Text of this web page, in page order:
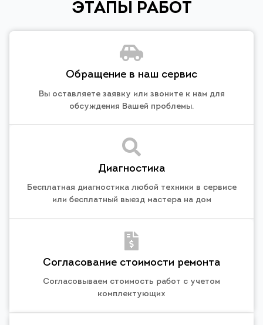
ЭТАПЫ РАБОТ
Обращение в наш сервис
Вы оставляете заявку или звоните к нам для
обсуждения Вашей проблемы.
Диагностика
Бесплатная диагностика любой техники в сервисе
или бесплатный выезд мастера на дом
Согласование стоимости ремонта
Согласовываем стоимость работ с учетом
комплектующих